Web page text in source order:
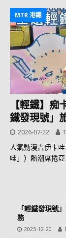
MTR 港鐵
【輕鐵】
鐵發現號」
2026-07-22
人氣動漫吉伊卡
哇」）熱潮席捲亞
「輕鐵發現號
務
2025-12-20